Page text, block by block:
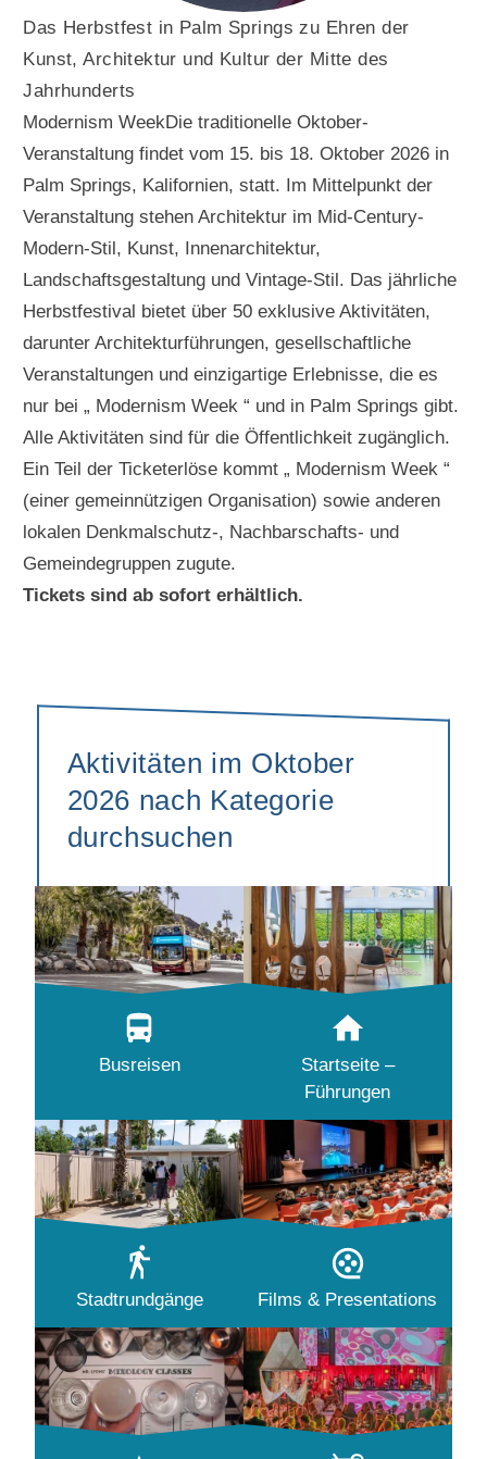
Das Herbstfest in Palm Springs zu Ehren der
Kunst, Architektur und Kultur der Mitte des
Jahrhunderts
Modernism WeekDie traditionelle Oktober-
Veranstaltung findet vom 15. bis 18. Oktober 2026 in
Palm Springs, Kalifornien, statt. Im Mittelpunkt der
Veranstaltung stehen Architektur im Mid-Century-
Modern-Stil, Kunst, Innenarchitektur,
Landschaftsgestaltung und Vintage-Stil. Das jährliche
Herbstfestival bietet über 50 exklusive Aktivitäten,
darunter Architekturführungen, gesellschaftliche
Veranstaltungen und einzigartige Erlebnisse, die es
nur bei „ Modernism Week “ und in Palm Springs gibt.
Alle Aktivitäten sind für die Öffentlichkeit zugänglich.
Ein Teil der Ticketerlöse kommt „ Modernism Week “
(einer gemeinnützigen Organisation) sowie anderen
lokalen Denkmalschutz-, Nachbarschafts- und
Gemeindegruppen zugute.
Tickets sind ab sofort erhältlich.
Aktivitäten im Oktober
2026 nach Kategorie
durchsuchen
Busreisen
Startseite –
Führungen
Stadtrundgänge Films & Presentations